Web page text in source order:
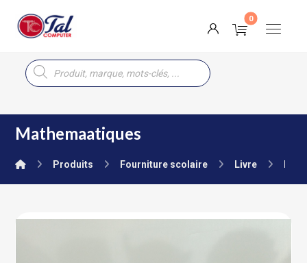
Mathemaatiques
Produits Fourniture scolaire Livre